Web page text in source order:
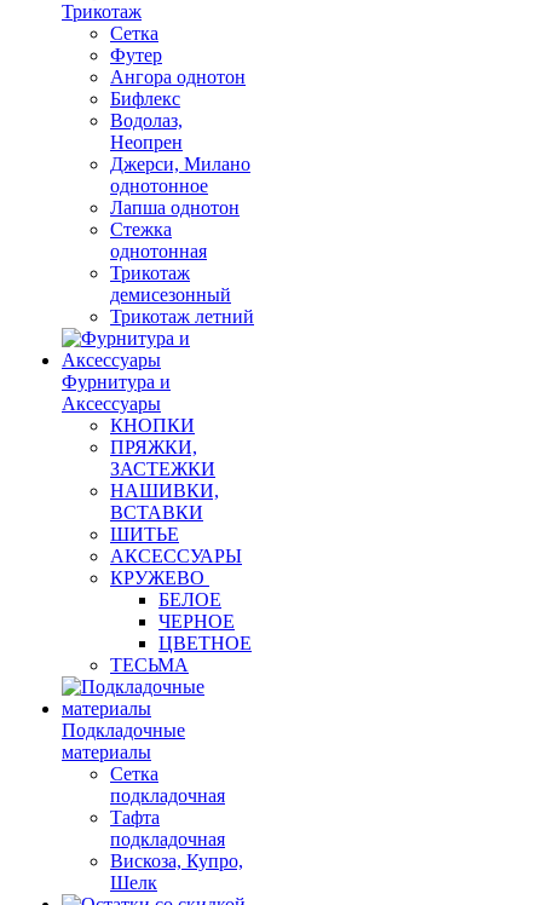
Трикотаж
Сетка
Футер
Ангора однотон
Бифлекс
Водолаз,
Неопрен
Джерси, Милано
однотонное
Лапша однотон
Стежка
однотонная
Трикотаж
демисезонный
Трикотаж летний
Фурнитура и
Аксессуары
КНОПКИ
ПРЯЖКИ,
ЗАСТЕЖКИ
НАШИВКИ,
ВСТАВКИ
ШИТЬЕ
АКСЕССУАРЫ
КРУЖЕВО
БЕЛОЕ
ЧЕРНОЕ
ЦВЕТНОЕ
ТЕСЬМА
Подкладочные
материалы
Сетка
подкладочная
Тафта
подкладочная
Вискоза, Купро,
Шелк